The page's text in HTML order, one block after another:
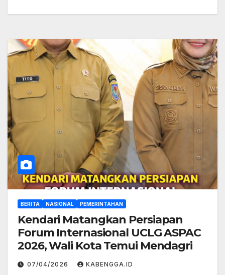
BERITA NASIONAL PEMERINTAHAN
Kendari Matangkan Persiapan
Forum Internasional UCLG ASPAC
2026, Wali Kota Temui Mendagri
07/04/2026 KABENGGA.ID